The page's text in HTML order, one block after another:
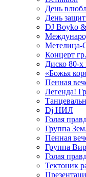
День
День
DJ Boyko
Метелица-
Концерт
Диско 80-
«Божья
Пенная
Легенда!
Dj НИЛ
Голая
Группа
Пенная
Группа
Голая
Тектоник